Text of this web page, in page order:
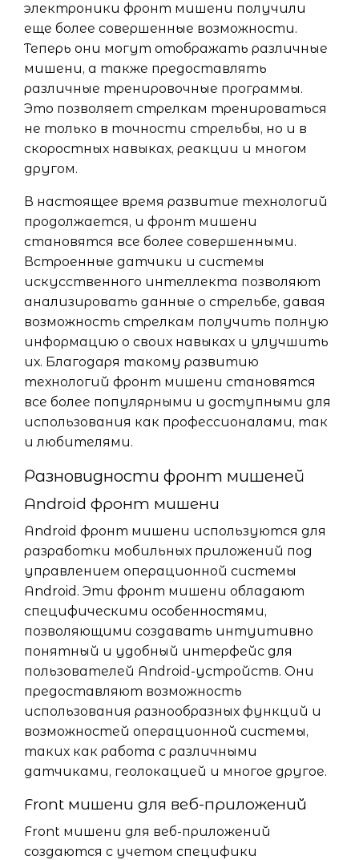
электроники фронт мишени получили
еще более совершенные возможности.
Теперь они могут отображать различные
мишени, а также предоставлять
различные тренировочные программы.
Это позволяет стрелкам тренироваться
не только в точности стрельбы, но и в
скоростных навыках, реакции и многом
другом.
В настоящее время развитие технологий
продолжается, и фронт мишени
становятся все более совершенными.
Встроенные датчики и системы
искусственного интеллекта позволяют
анализировать данные о стрельбе, давая
возможность стрелкам получить полную
информацию о своих навыках и улучшить
их. Благодаря такому развитию
технологий фронт мишени становятся
все более популярными и доступными для
использования как профессионалами, так
и любителями.
Разновидности фронт мишеней
Android фронт мишени
Android фронт мишени используются для
разработки мобильных приложений под
управлением операционной системы
Android. Эти фронт мишени обладают
специфическими особенностями,
позволяющими создавать интуитивно
понятный и удобный интерфейс для
пользователей Android-устройств. Они
предоставляют возможность
использования разнообразных функций и
возможностей операционной системы,
таких как работа с различными
датчиками, геолокацией и многое другое.
Front мишени для веб-приложений
Front мишени для веб-приложений
создаются с учетом специфики